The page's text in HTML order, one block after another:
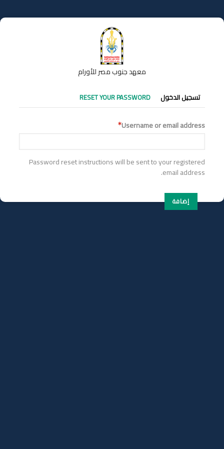
إلى
المحتوى
معهد جنوب مصر للأورام
التبويبات
الأساسية
تسجيل الدخول RESET YOUR PASSWORD
Username or email address
Password reset instructions will be sent to your registered
email address.